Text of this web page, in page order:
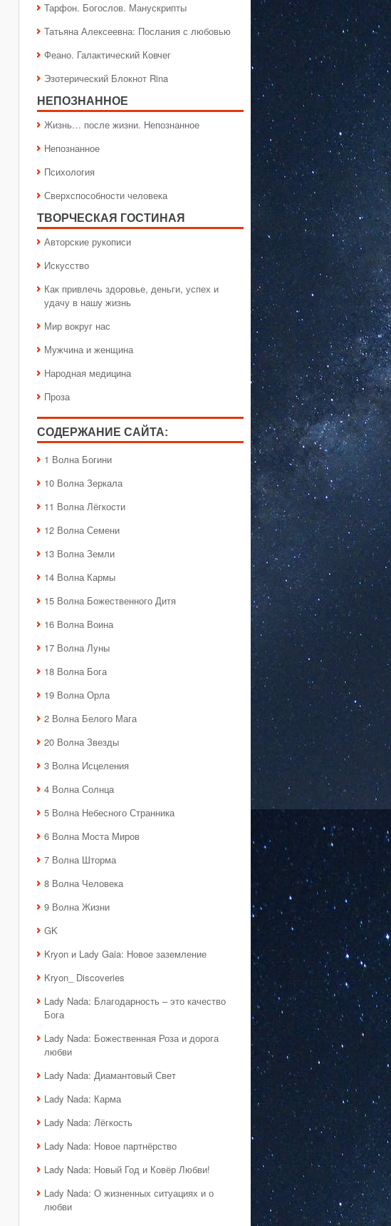
Тарфон. Богослов. Манускрипты
Татьяна Алексеевна: Послания с любовью
Феано. Галактический Ковчег
Эзотерический Блокнот Rina
НЕПОЗНАННОЕ
Жизнь… после жизни. Непознанное
Непознанное
Психология
Сверхспособности человека
ТВОРЧЕСКАЯ ГОСТИНАЯ
Авторские рукописи
Искусство
Как привлечь здоровье, деньги, успех и
удачу в нашу жизнь
Мир вокруг нас
Мужчина и женщина
Народная медицина
Проза
СОДЕРЖАНИЕ САЙТА:
1 Волна Богини
10 Волна Зеркала
11 Волна Лёгкости
12 Волна Семени
13 Волна Земли
14 Волна Кармы
15 Волна Божественного Дитя
16 Волна Воина
17 Волна Луны
18 Волна Бога
19 Волна Орла
2 Волна Белого Мага
20 Волна Звезды
3 Волна Исцеления
4 Волна Солнца
5 Волна Небесного Странника
6 Волна Моста Миров
7 Волна Шторма
8 Волна Человека
9 Волна Жизни
GK
Kryon и Lady Gaia: Новое заземление
Kryon_ Discoveries
Lady Nada: Благодарность – это качество
Бога
Lady Nada: Божественная Роза и дорога
любви
Lady Nada: Диамантовый Свет
Lady Nada: Карма
Lady Nada: Лёгкость
Lady Nada: Новое партнёрство
Lady Nada: Новый Год и Ковёр Любви!
Lady Nada: О жизненных ситуациях и о
любви